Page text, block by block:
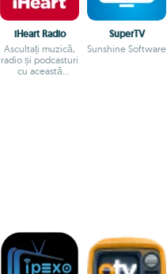
iHeart Radio
Ascultați muzică,
radio și podcasturi
cu această
SuperTV
Sunshine Software